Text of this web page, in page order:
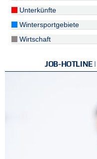
Unterkünfte
Wintersportgebiete
Wirtschaft
JOB-HOTLINE